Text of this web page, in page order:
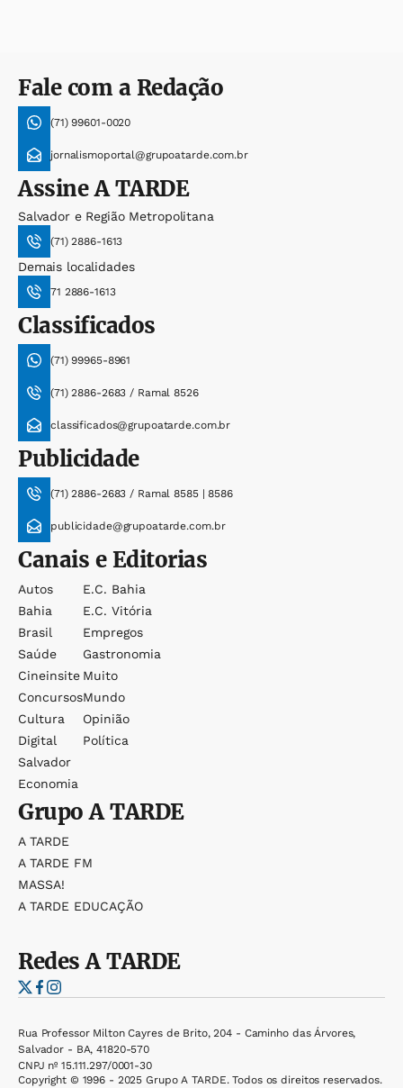
Fale com a Redação
(71) 99601-0020
jornalismoportal@grupoatarde.com.br
AssineA TARDE
Salvador e Região Metropolitana
(71) 2886-1613
Demais localidades
71 2886-1613
Classificados
(71) 99965-8961
(71) 2886-2683 / Ramal 8526
classificados@grupoatarde.com.br
Publicidade
(71) 2886-2683 / Ramal 8585 | 8586
publicidade@grupoatarde.com.br
Canais e Editorias
Autos
Bahia
Brasil
Saúde
Cineinsite
Concursos
Cultura
Digital
Salvador
Economia
E.c. Bahia
E.c. Vitória
Empregos
Gastronomia
Muito
Mundo
Opinião
Política
GrupoA TARDE
A TARDE
A TARDE FM
MASSA!
A TARDE EDUCAÇÃO
RedesA TARDE
Rua Professor Milton Cayres de Brito, 204 - Caminho das Árvores,
Salvador - BA, 41820-570
CNPJ nº 15.111.297/0001-30
Copyright © 1996 - 2025 Grupo A TARDE. Todos os direitos reservados.